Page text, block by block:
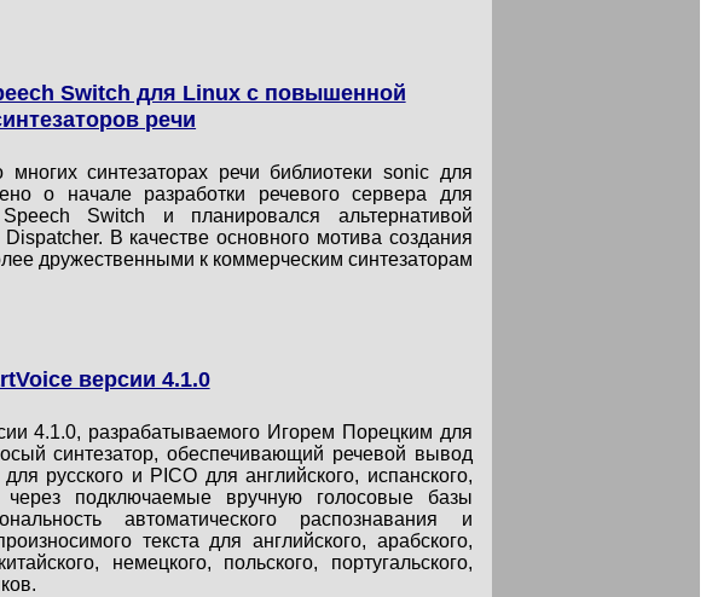
Switch для Linux с повышенной
речи
синтезаторах речи библиотеки sonic для
о начале разработки речевого сервера для
Switch и планировался альтернативой
В качестве основного мотива создания
дружественными к коммерческим синтезаторам
версии 4.1.0
4.1.0, разрабатываемого Игорем Порецким для
синтезатор, обеспечивающий речевой вывод
русского и PICO для английского, испанского,
через подключаемые вручную голосовые базы
автоматического распознавания и
текста для английского, арабского,
немецкого, польского, португальского,